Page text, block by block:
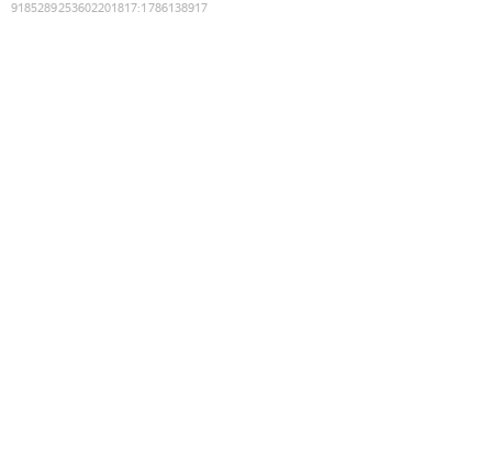
9185289253602201817:1786138917